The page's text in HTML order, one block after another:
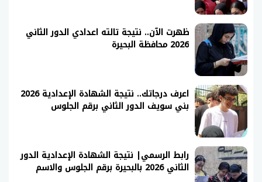
ظهرت الآن.. نتيجة تالته اعدادي الدور الثاني
2026 محافظة البحيرة
اعرف درجاتك.. نتيجة الشهادة الإعدادية 2026
بني سويف الدور الثاني برقم الجلوس
رابط الرسمي| نتيجة الشهادة الإعدادية الدور
الثاني 2026 بالبحيرة برقم الجلوس والاسم